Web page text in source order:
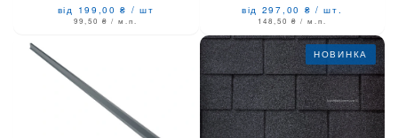
від 199,00₴ / шт
99,50₴ / м.п.
від 297,00 ₴ / шт.
148,50 ₴ / м.п.
НОВИНКА